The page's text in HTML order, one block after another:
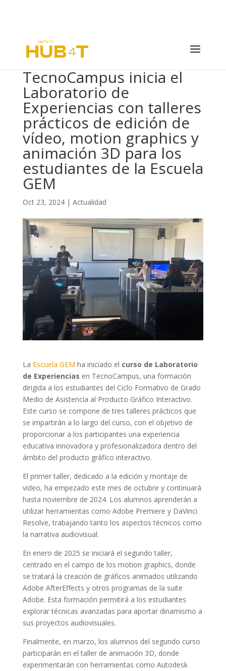
TecnoCampus inicia el
Laboratorio de
Experiencias con talleres
prácticos de edición de
vídeo, motion graphics y
animación 3D para los
estudiantes de la Escuela
GEM
Oct 23, 2024| Actualidad
La Escuela GEM ha iniciado el curso de Laboratorio
de Experiencias en TecnoCampus, una formación
dirigida a los estudiantes del Ciclo Formativo de Grado
Medio de Asistencia al Producto Gráfico Interactivo.
Este curso se compone de tres talleres prácticos que
se impartirán a lo largo del curso, con el objetivo de
proporcionar a los participantes una experiencia
educativa innovadora y profesionalizadora dentro del
ámbito del producto gráfico interactivo.
El primer taller, dedicado a la edición y montaje de
video, ha empezado este mes de octubre y continuará
hasta noviembre de 2024. Los alumnos aprenderán a
utilizar herramientas como Adobe Premiere y DaVinci
Resolve, trabajando tanto los aspectos técnicos como
la narrativa audiovisual.
En enero de 2025 se iniciará el segundo taller,
centrado en el campo de los motion graphics, donde
se tratará la creación de gráficos animados utilizando
Adobe AfterEffects y otros programas de la suite
Adobe. Esta formación permitirá a los estudiantes
explorar técnicas avanzadas para aportar dinamismo a
sus proyectos audiovisuales.
Finalmente, en marzo, los alumnos del segundo curso
participarán en el taller de animación 3D, donde
experimentarán con herramientas como Autodesk